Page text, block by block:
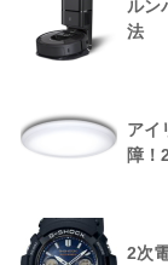
ルン
法
アイ
障！
2次